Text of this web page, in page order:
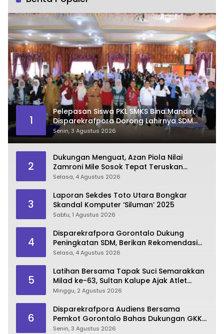
1
Pelepasan Siswa PKL SMKS Bina Mandiri,
Disparekrafpora Dorong Lahirnya SDM
Pariwisata Unggul
Senin, 3 Agustus 2026
2
Dukungan Menguat, Azan Piola Nilai
Zamroni Mile Sosok Tepat Teruskan
Pembangunan Bone Bolango
Selasa, 4 Agustus 2026
3
Laporan Sekdes Toto Utara Bongkar
Skandal Komputer ‘Siluman’ 2025
Sabtu, 1 Agustus 2026
4
Disparekrafpora Gorontalo Dukung
Peningkatan SDM, Berikan Rekomendasi
Studi S3 bagi Pegawai
Selasa, 4 Agustus 2026
5
Latihan Bersama Tapak Suci Semarakkan
Milad ke-63, Sultan Kalupe Ajak Atlet
Lestarikan Budaya Bela Diri
Minggu, 2 Agustus 2026
6
Disparekrafpora Audiens Bersama
Pemkot Gorontalo Bahas Dukungan GKK
2026
Senin, 3 Agustus 2026